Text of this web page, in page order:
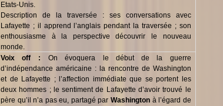
Etats-Unis.
Description de la traversée : ses conversations avec
Lafayette ; il apprend l’anglais pendant la traversée ; son
enthousiasme à la perspective découvrir le nouveau
monde.
Voix off :
On évoquera le début de la guerre
d’indépendance américaine : la rencontre de Washington
et de Lafayette ; l’affection immédiate que se portent les
deux hommes ; le sentiment de Lafayette d’avoir trouvé le
père qu’il n’a pas eu, partagé par Washingtonà l’égard de